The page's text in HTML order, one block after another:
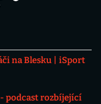
na Blesku
iSport
podcast rozbíjející